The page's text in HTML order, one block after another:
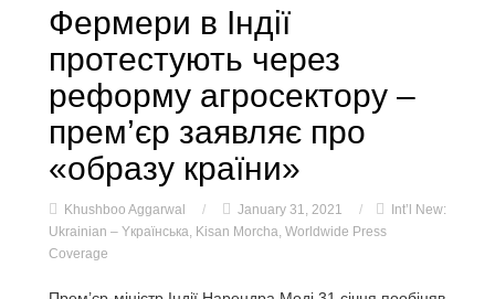
Фермери в Індії
протестують через
реформу агросектору –
прем’єр заявляє про
«образу країни»
Khushboo Aggarwal / January 31, 2021 /
Int’l New:
Ukrainian – Yкраїнська, Kisan Morcha, Worldwide Press
Coverage